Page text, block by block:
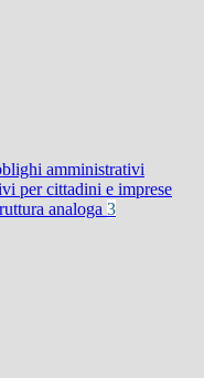
amministrativi
per cittadini e imprese
analoga 3